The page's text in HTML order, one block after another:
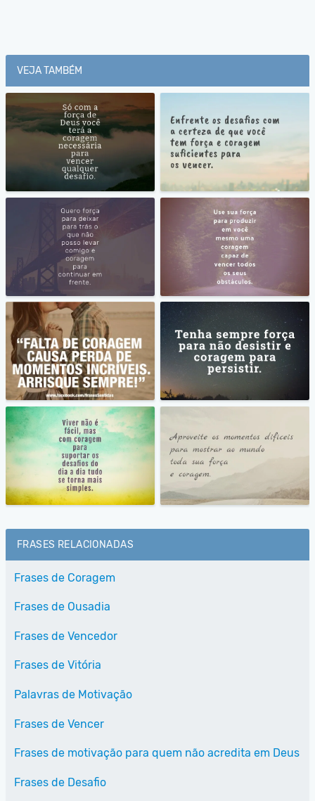
VEJA TAMBÉM
FRASES RELACIONADAS
Frases de Coragem
Frases de Ousadia
Frases de Vencedor
Frases de Vitória
Palavras de Motivação
Frases de Vencer
Frases de motivação para quem não acredita em Deus
Frases de Desafio